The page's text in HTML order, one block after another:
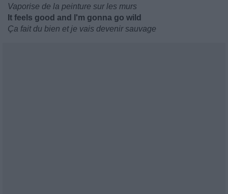
Vaporise de la peinture sur les murs
It feels good and I'm gonna go wild
Ça fait du bien et je vais devenir sauvage